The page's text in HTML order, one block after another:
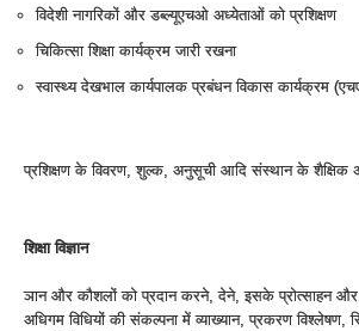
विदेशी नागरिकों और डब्‍ल्‍यूएचओ अध्‍येताओं को प्रशिक्षण
चिकित्‍सा शिक्षा कार्यक्रम जारी रखना
स्‍वास्‍थ्‍य देखभाल कार्यपालक प्रबंधन विकास कार्यक्रम
प्रशिक्षण के विवरण, शुल्‍क, अनुसूची आदि संस्‍थान के शैक्षिक
शिक्षा विज्ञान
ञान और कौशलों को प्रदान करने, देने, इसके प्रोत्‍साहन और
अधिगम विधियों की संकल्‍पना में व्‍याख्‍यान, प्रकरण